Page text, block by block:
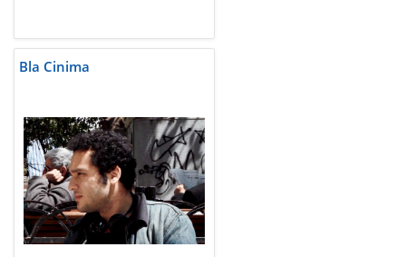
Bla Cinima